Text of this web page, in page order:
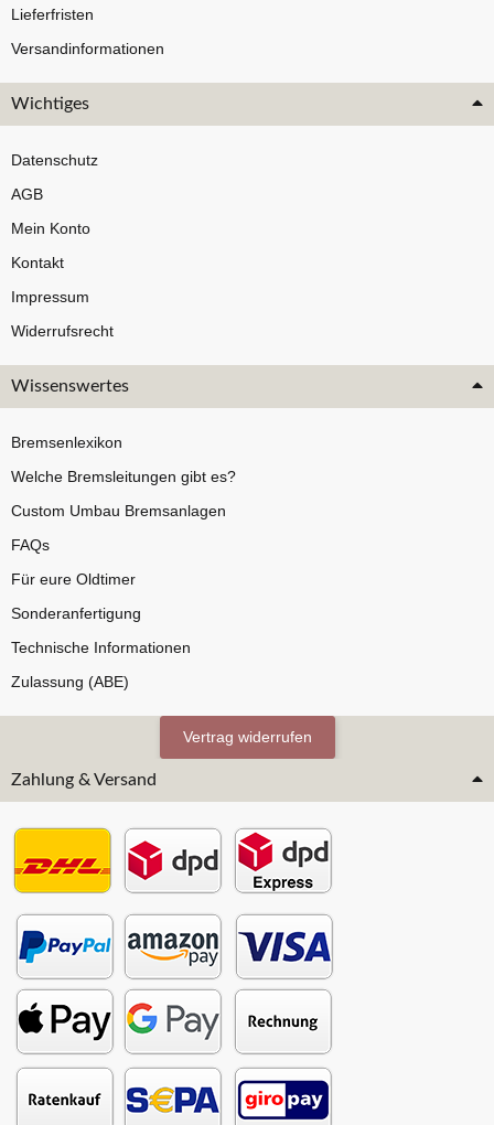
Lieferfristen
Versandinformationen
Wichtiges
Datenschutz
AGB
Mein Konto
Kontakt
Impressum
Widerrufsrecht
Wissenswertes
Bremsenlexikon
Welche Bremsleitungen gibt es?
Custom Umbau Bremsanlagen
FAQs
Für eure Oldtimer
Sonderanfertigung
Technische Informationen
Zulassung (ABE)
Vertrag widerrufen
Zahlung & Versand